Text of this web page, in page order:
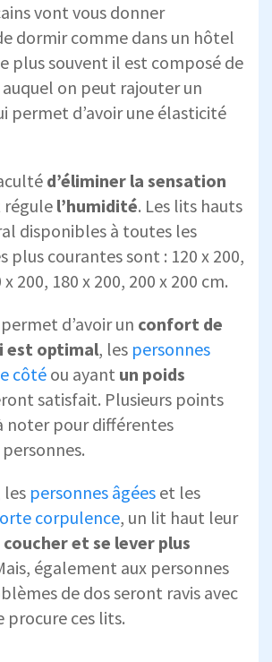
vont vous donner
dormir comme dans un hôtel
plus souvent il est composé de
on peut rajouter un
permet d’avoir une élasticité
d’éliminer la sensation
régule l’humidité. Les lits hauts
disponibles à toutes les
plus courantes sont : 120 x 200,
x 200, 180 x 200, 200 x 200 cm.
d’avoir un confort de
est optimal, les personnes
côté ou ayant un poids
satisfait. Plusieurs points
noter pour différentes
les personnes âgées et les
corpulence, un lit haut leur
coucher et se lever plus
également aux personnes
de dos seront ravis avec
procure ces lits.